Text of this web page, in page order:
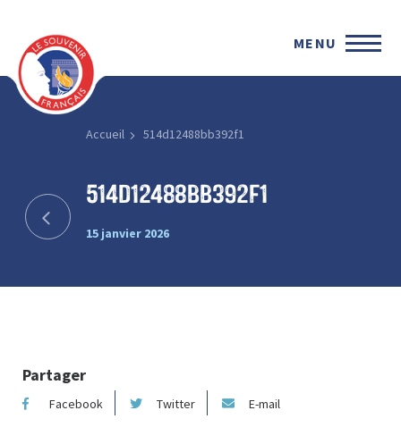
MENU
Accueil 514d12488bb392f1
514d12488bb392f1
15 janvier 2026
Partager
Facebook Twitter E-mail